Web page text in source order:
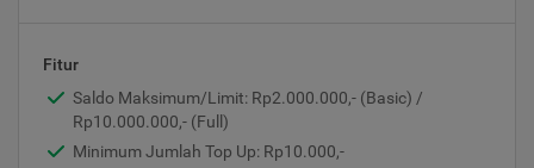
Fitur
Saldo Maksimum/Limit: Rp2.000.000,- (Basic) /
Rp10.000.000,- (Full)
Minimum Jumlah Top Up: Rp10.000,-